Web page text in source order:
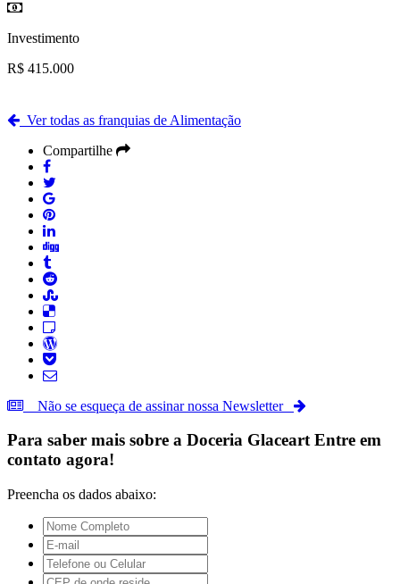
Investimento
R$ 415.000
Ver todas as franquias de Alimentação
Compartilhe
Não se esqueça de assinar nossa Newsletter
Para saber mais sobre a Doceria GlaceartEntre em
contato agora!
Preencha os dados abaixo: